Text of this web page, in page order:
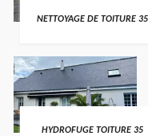
NETTOYAGE DE TOITURE 35
HYDROFUGE TOITURE 35